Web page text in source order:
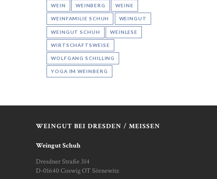
WEIN WEINBERG WEINE
WEINFAMILIE SCHUH WEINGUT
WEINGUT SCHUH WEINLESE
WIRTSCHAFTSWEISE
WOLFGANG SCHILLING
YOGA IM WEINBERG
WEINGUT BEI DRESDEN / MEISSEN
Weingut Schuh
Dresdner Straße 314
D-01640 Coswig OT Sörnewitz